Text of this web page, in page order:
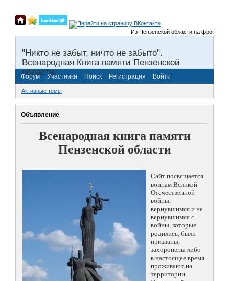
Из Пензенской области на фронты
"Никто не забыт, ничто не забыто".
Всенародная Книга памяти Пензенской
области.
Форум Участники Поиск Регистрация Войти
Активные темы
Объявление
Всенародная книга памяти
Пензенской области
Сайт посвящается
воинам Великой
Отечественной
войны,
вернувшимся и не
вернувшимся с
войны, которые
родились, были
призваны,
захоронены либо
в настоящее время
проживают на
территории